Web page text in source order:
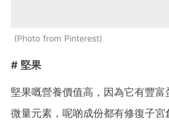
Photo from Pinterest
# 堅果
堅果嘅營養價值高，因為它有豐富
微量元素，呢啲成份都有修復子